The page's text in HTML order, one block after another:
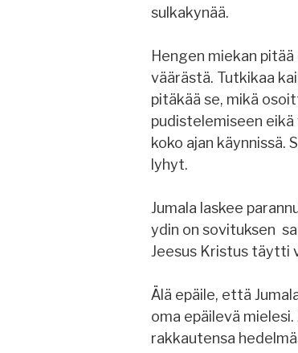
sulkakynää.
Hengen miekan
väärästä. Tutkikaa
pitäkää se, mikä
pudistelemiseen
koko ajan käynnissä.
lyhyt.
Jumala laskee
ydin on sovituksen
Jeesus Kristus täytti
Älä epäile, että
oma epäilevä
rakkautensa